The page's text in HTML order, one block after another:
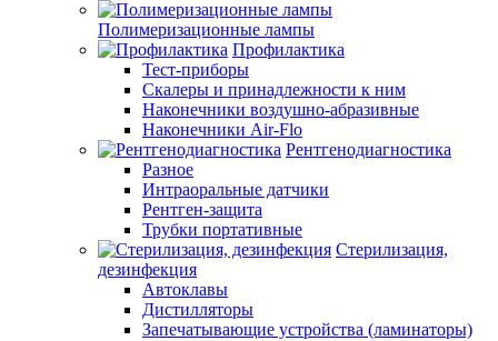
Полимеризационные лампы
Профилактика
Тест-приборы
Скалеры и принадлежности к ним
Наконечники воздушно-абразивные
Наконечники Air-Flo
Рентгенодиагностика
Разное
Интраоральные датчики
Рентген-защита
Трубки портативные
Стерилизация,
дезинфекция
Автоклавы
Дистилляторы
Запечатывающие устройства (ламинаторы)